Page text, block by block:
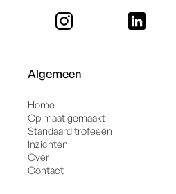
Algemeen
Home
Op maat gemaakt
Standaard trofeeën
Inzichten
Over
Contact